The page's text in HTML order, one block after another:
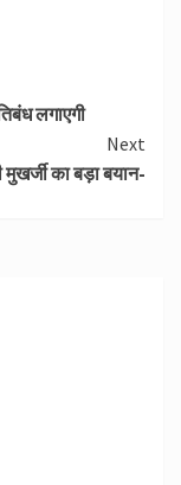
लगाएगी
Next
का बड़ा बयान-